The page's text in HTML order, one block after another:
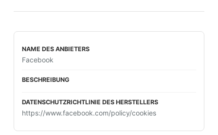
Facebook
https://www.facebook.com/policy/cookies